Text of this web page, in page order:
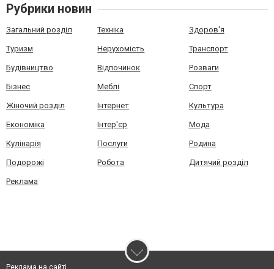
Рубрики новин
Загальний розділ Техніка Здоров'я
Туризм Нерухомість Транспорт
Будівництво Відпочинок Розваги
Бізнес Меблі Спорт
Жіночий розділ Інтернет Культура
Економіка Інтер'єр Мода
Кулінарія Послуги Родина
Подорожі Робота Дитячий розділ
Реклама
Реклама на сайті